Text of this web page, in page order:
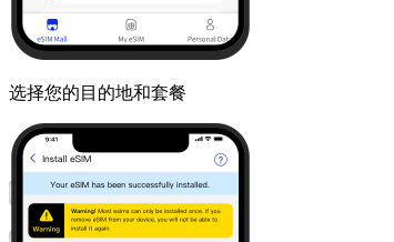
选择您的目的地和套餐